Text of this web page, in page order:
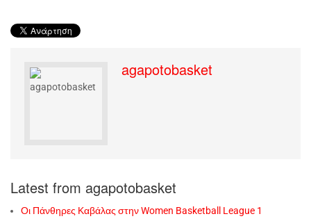
agapotobasket
Latest from agapotobasket
Οι Πάνθηρες Καβάλας στην Women Basketball League 1